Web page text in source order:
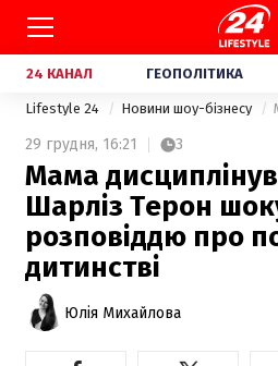
24 КАНАЛ ГЕОПОЛІТИКА
Lifestyle 24 Новини шоу-бізнесу
29 грудня, 16:21 3
Мама
Шарліз Терон
розповіддю про
дитинстві
Юлія Михайлова